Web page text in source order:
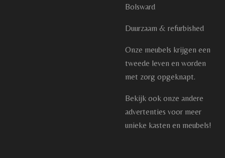
Bolsward
Duurzaam & refurbished
Onze meubels krijgen een
tweede leven en worden
met zorg opgeknapt.
Bekijk ook onze andere
advertenties voor meer
unieke kasten en meubels!